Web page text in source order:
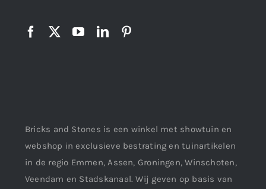
Bricks and Stones is een winkel met showtuin en
webshop in exclusieve bestrating en tuinartikelen
in de regio Emmen, Assen, Groningen, Winschoten,
Veendam en Stadskanaal. Wij geven op basis van